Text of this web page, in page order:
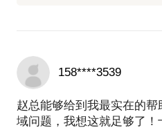
158****3539
赵总能够给到我最实在的
域问题，我想这就足够了